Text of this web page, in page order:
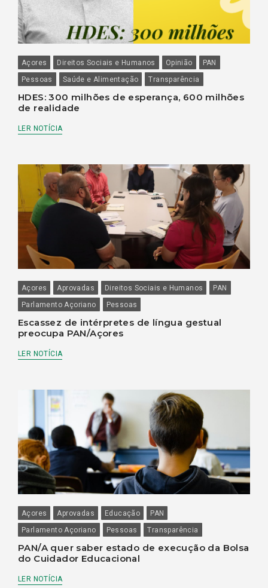
Açores Direitos Sociais e Humanos Opinião
PAN
Pessoas
Saúde e Alimentação Transparência
HDES: 300 milhões de esperança, 600 milhões
de realidade
LER NOTÍCIA
Açores Aprovadas Direitos Sociais e Humanos
PAN
Parlamento Açoriano
Pessoas
Escassez de intérpretes de língua gestual
preocupa PAN/Açores
LER NOTÍCIA
Açores Aprovadas Educação
PAN
Parlamento Açoriano
Pessoas Transparência
PAN/A quer saber estado de execução da Bolsa
do Cuidador Educacional
LER NOTÍCIA